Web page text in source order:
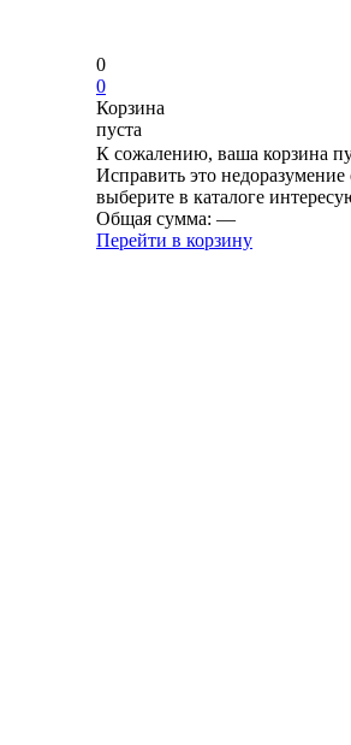
0
0
Корзина
пуста
К сожалению, ваша корзина
Исправить это недоразумение
выберите в каталоге
Общая сумма: —
Перейти в корзину